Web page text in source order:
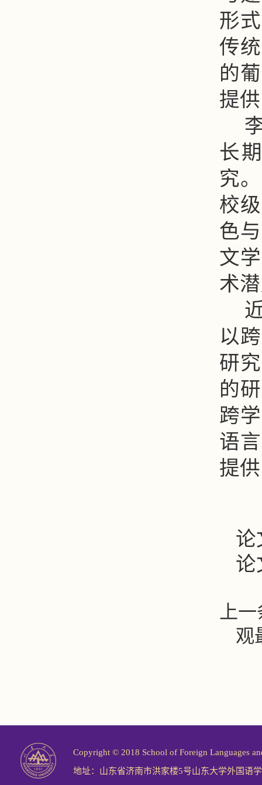
形
传
的
提
长
究
校
色
文
术
以
研
的
跨
语
提
论
论
上
观
Copyright © 2018 School of Foreign Languages
地址：山东省济南市洪家楼5号山东大学外国语